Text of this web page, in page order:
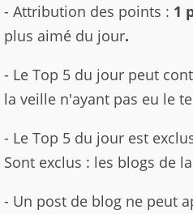
- Attribution des points : 1
plus aimé du jour.
- Le Top 5 du jour peut
la veille n'ayant pas eu le
- Le Top 5 du jour est
Sont exclus : les blogs de
- Un post de blog ne peut